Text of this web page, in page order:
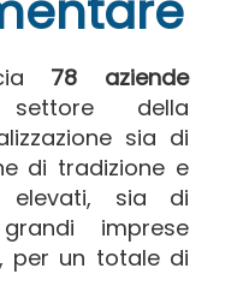
78 aziende
settore della
sia di
di tradizione e
elevati, sia di
imprese
per un totale di